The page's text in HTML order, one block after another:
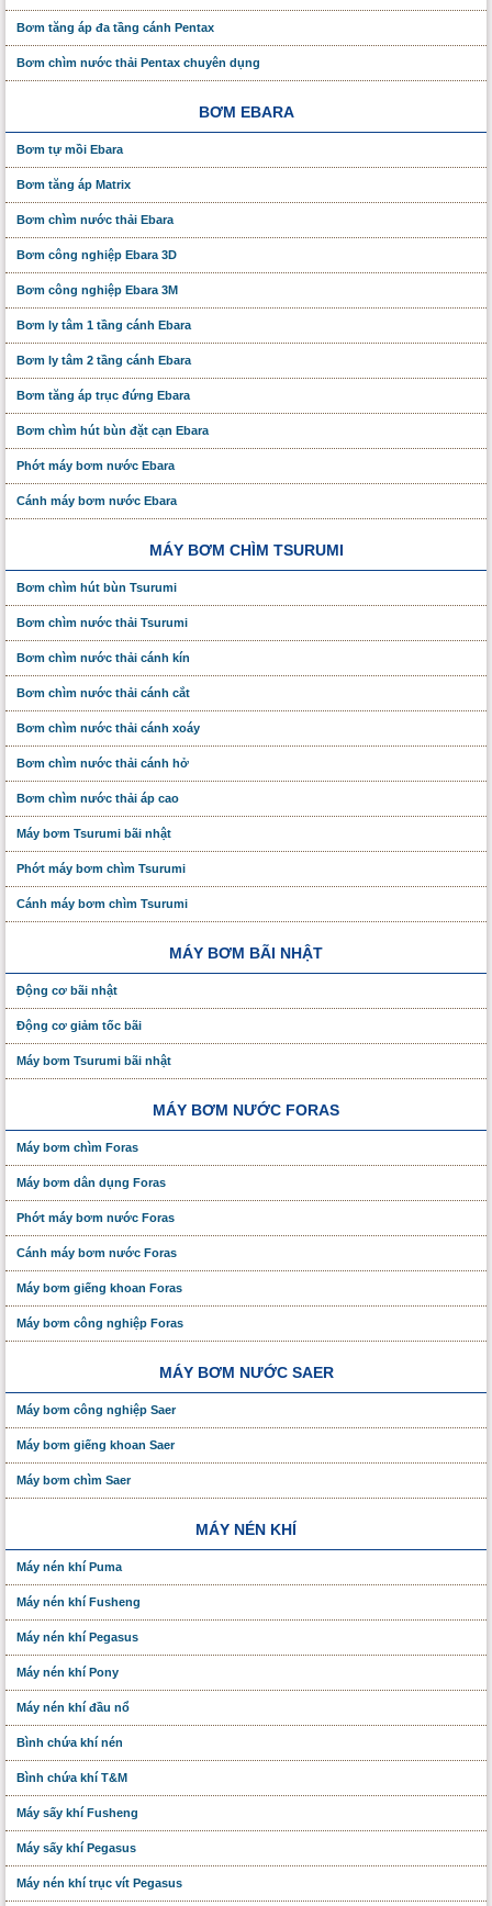
Bơm tăng áp đa tầng cánh Pentax
Bơm chìm nước thải Pentax chuyên dụng
BƠM EBARA
Bơm tự mồi Ebara
Bơm tăng áp Matrix
Bơm chìm nước thải Ebara
Bơm công nghiệp Ebara 3D
Bơm công nghiệp Ebara 3M
Bơm ly tâm 1 tầng cánh Ebara
Bơm ly tâm 2 tầng cánh Ebara
Bơm tăng áp trục đứng Ebara
Bơm chìm hút bùn đặt cạn Ebara
Phớt máy bơm nước Ebara
Cánh máy bơm nước Ebara
MÁY BƠM CHÌM TSURUMI
Bơm chìm hút bùn Tsurumi
Bơm chìm nước thải Tsurumi
Bơm chìm nước thải cánh kín
Bơm chìm nước thải cánh cắt
Bơm chìm nước thải cánh xoáy
Bơm chìm nước thải cánh hở
Bơm chìm nước thải áp cao
Máy bơm Tsurumi bãi nhật
Phớt máy bơm chìm Tsurumi
Cánh máy bơm chìm Tsurumi
MÁY BƠM BÃI NHẬT
Động cơ bãi nhật
Động cơ giảm tốc bãi
Máy bơm Tsurumi bãi nhật
MÁY BƠM NƯỚC FORAS
Máy bơm chìm Foras
Máy bơm dân dụng Foras
Phớt máy bơm nước Foras
Cánh máy bơm nước Foras
Máy bơm giếng khoan Foras
Máy bơm công nghiệp Foras
MÁY BƠM NƯỚC SAER
Máy bơm công nghiệp Saer
Máy bơm giếng khoan Saer
Máy bơm chìm Saer
MÁY NÉN KHÍ
Máy nén khí Puma
Máy nén khí Fusheng
Máy nén khí Pegasus
Máy nén khí Pony
Máy nén khí đầu nổ
Bình chứa khí nén
Bình chứa khí T&M
Máy sấy khí Fusheng
Máy sấy khí Pegasus
Máy nén khí trục vít Pegasus